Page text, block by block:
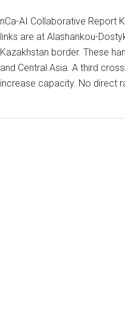
nCa-AI Collaborative Report
links are at Alashankou-
Kazakhstan border. These
and Central Asia. A third
increase capacity. No direct